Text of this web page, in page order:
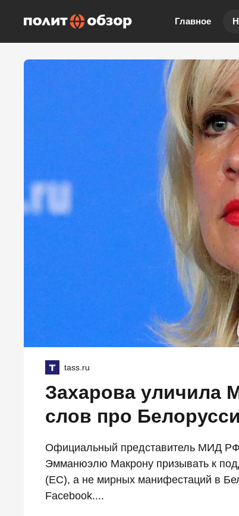
Главное
tass.ru
Захарова уличила
слов про
Официальный представитель МИД
Эмманюэлю Макрону призывать к
(ЕС), а не мирных манифестаций в
Facebook....